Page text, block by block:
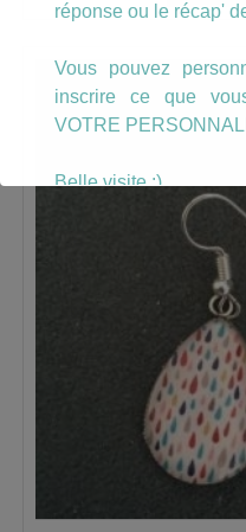
réponse ou le récap'
Vous pouvez
inscrire ce que
VOTRE
Belle visite :)